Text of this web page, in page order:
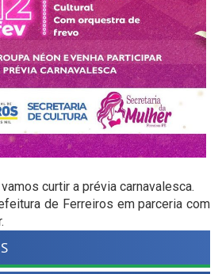
curtir a prévia carnavalesca.
de Ferreiros em parceria com